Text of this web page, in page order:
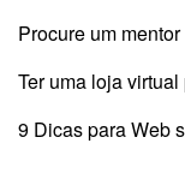
Procure um
Ter uma loja
9 Dicas para Web